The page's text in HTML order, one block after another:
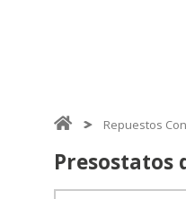
Repuestos
Presostatos